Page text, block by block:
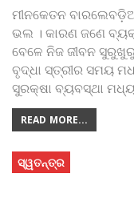
ମୀନକେତନ
ଭଲ । କାରଣ ଜଣେ
ବେଳେ ନିଜ ଜୀବନ
ବୃଦ୍ଧା ସ୍ତ୍ରୀର ସମୟ
ସୁରକ୍ଷା ବ୍ୟବସ୍ଥା
READ MORE...
ସ୍ୱତନ୍ତ୍ର